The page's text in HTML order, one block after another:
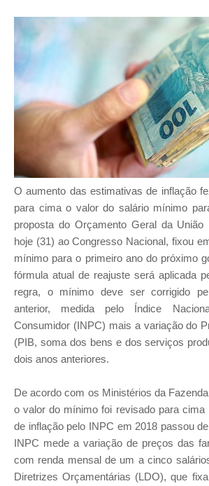
O aumento das estimativas de inflação
para cima o valor do salário mínimo
proposta do Orçamento Geral da União
hoje (31) ao Congresso Nacional, fixou
mínimo para o primeiro ano do próximo
fórmula atual de reajuste será aplicada
regra, o mínimo deve ser corrigido
anterior, medida pelo Índice
Consumidor (INPC) mais a variação do
(PIB, soma dos bens e dos serviços
dois anos anteriores.
De acordo com os Ministérios da
o valor do mínimo foi revisado para cima
de inflação pelo INPC em 2018 passou
INPC mede a variação de preços das
com renda mensal de um a cinco
Diretrizes Orçamentárias (LDO), que